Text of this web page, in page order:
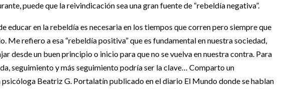
puede que la reivindicación sea una gran fuente de “rebeldía negativa”.
educar en la rebeldía es necesaria en los tiempos que corren pero siempre que
Me refiero a esa “rebeldía positiva” que es fundamental en nuestra sociedad,
desde un buen principio o inicio para que no se vuelva en nuestra contra. Para
seguimiento y más seguimiento podría ser la clave… Comparto un
Beatriz G. Portalatín publicado en el diario El Mundo donde se hablan